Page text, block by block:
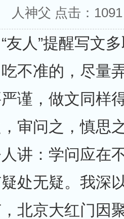
人神父 点击： 1091
友人”提醒写文
不准的，尽量
谨，做文同样
审问之，慎思
讲：学问应在
处无疑。我深
北京大红门因